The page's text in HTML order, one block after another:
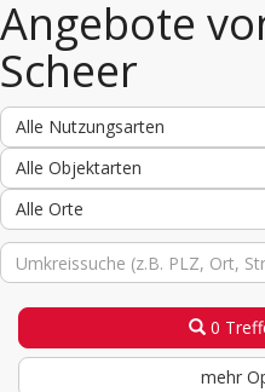
Angebote
Scheer
Alle Nutzungsarten
Alle Objektarten
Alle Orte
0
mehr